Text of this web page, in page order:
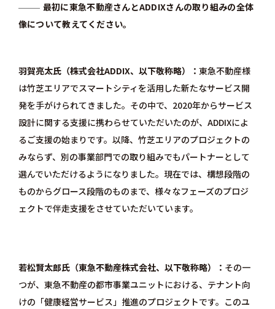
最初に東急不動産さんとADDIXさんの取り組みの全体
像について教えてください。
羽賀亮太氏（株式会社ADDIX、以下敬称略） 東急不動産様
は竹芝エリアでスマートシティを活用した新たなサービス開
発を手がけられてきました。その中で、2020年からサービス
設計に関する支援に携わらせていただいたのが、 ADDIXによ
るご支援の始まりです。以降、竹芝エリアのプロジェクトの
みならず、別の事業部門での取り組みでもパートナーとして
選んでいただけるようになりました。現在では、構想段階の
ものからグロース段階のものまで、様々なフェーズのプロジ
ェクトで伴走支援をさせていただいています。
若松賢太郎氏（東急不動産株式会社、以下敬称略）
その一
つが、東急不動産の都市事業ユニットにおける、テナント向
けの「健康経営サービス」推進のプロジェクトです。このユ